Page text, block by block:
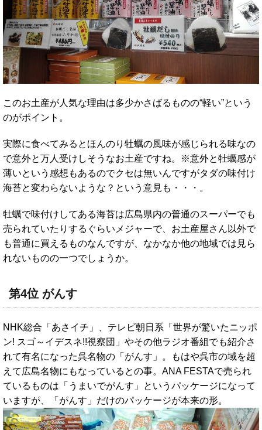
このお土産が人気な理由は多少かさばるものの“軽い”という
のがポイント。
実際に食べてみるとほんのり牡蠣の風味が感じられる味なの
で意外と万人受けしそうなお土産ですね。※意外と牡蠣感が
薄いという感想もあるのでクセは無いんですがタダの味付け
海苔と変わらないような？という意見も・・・。
牡蠣で味付けしてある海苔は広島県内の普通のスーパーでも
売られていたりするぐらいメジャーで、お土産屋さん以外で
も普通に買えるものなんですが、なかなか他の地域では見ら
れないものの一つでしょうか。
第4位 がんす
NHK総合「あさイチ」、テレビ朝日系「世界が驚いたニッポ
ン! スゴ～イデスネ!!視察団」やその他ラジオ番組でも紹介さ
れて有名になった呉名物の「がんす」。もはや呉市の域を超
えて広島名物にもなっているとの事。ANA FESTAで売られ
ているものは「うまいでがんす」というパッケージになって
いますが、「がんす」だけのパッケージが本来の形。